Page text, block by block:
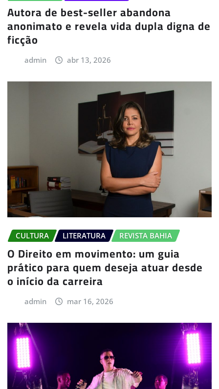
Autora de best-seller abandona
anonimato e revela vida dupla digna de
ficção
admin abr 13, 2026
CULTURA LITERATURA REVISTA BAHIA
O Direito em movimento: um guia
prático para quem deseja atuar desde
o início da carreira
admin mar 16, 2026